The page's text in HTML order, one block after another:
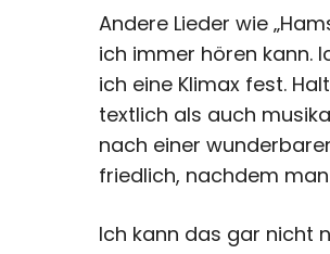
Andere Lieder wie
ich immer hören kann.
ich eine Klimax fest.
textlich als auch
nach einer
friedlich, nachdem
Ich kann das gar nicht